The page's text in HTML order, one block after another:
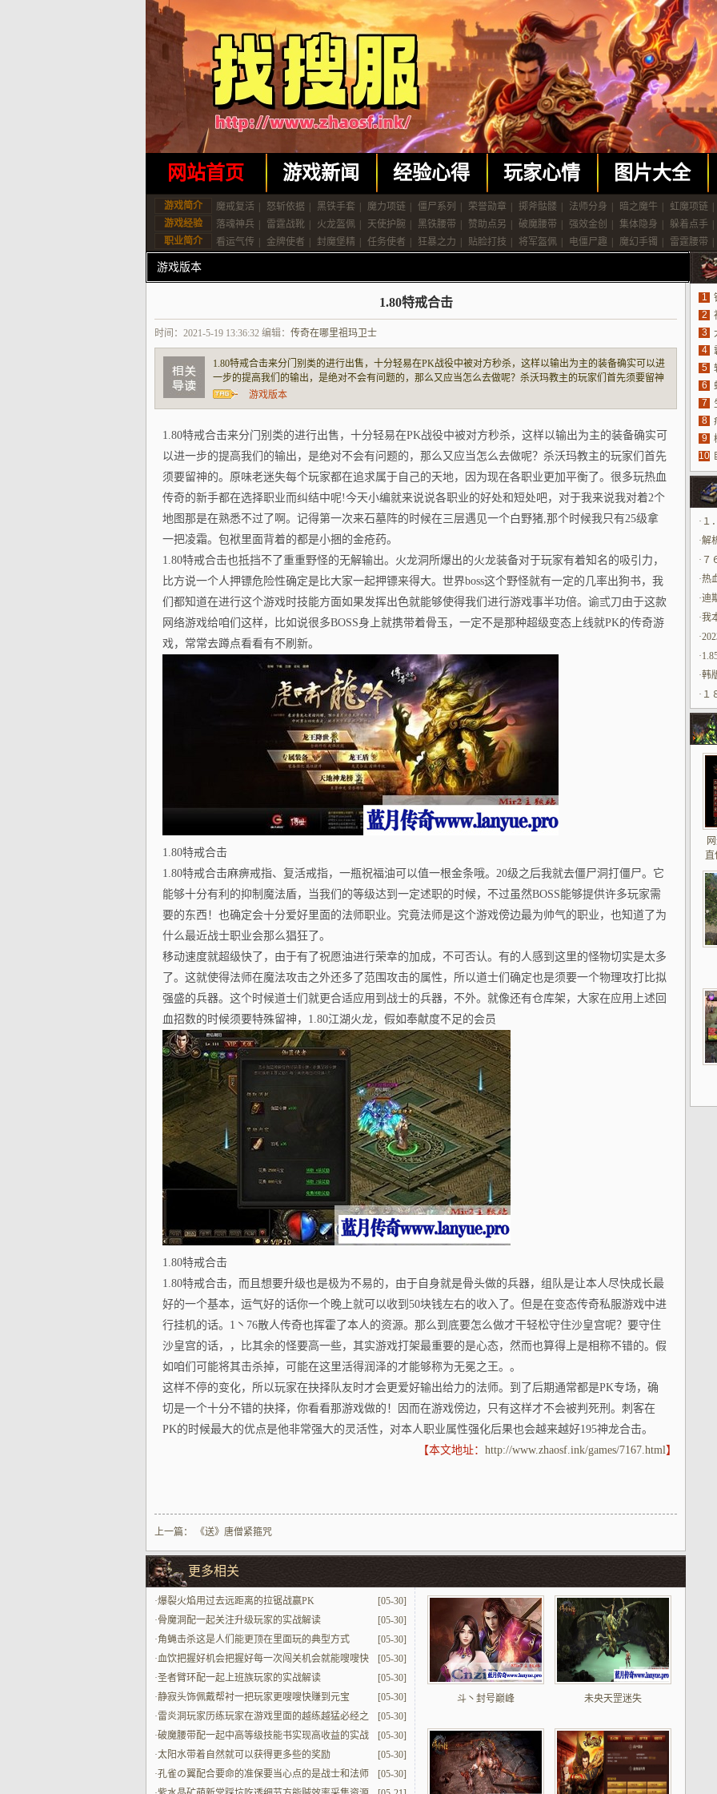
网站首页 游戏新闻 经验心得 玩家心情 图片大全
游戏简介 魔戒复活 怒斩依据 黑铁手套 魔力项链 僵尸系列 荣誉勋章 掷斧骷髅 法师分身 暗之魔牛 虹魔项链
游戏经验
落魂神兵 雷霆战靴 火龙盔佩 天使护腕 黑铁腰带 赞助点另 破魔腰带 强效金创 集体隐身 躲着点手
职业简介
看运气传 金牌使者 封魔堡精 任务使者 狂暴之力 贴脸打技 将军盔佩 电僵尸趣 魔幻手镯 雷霆腰带
游戏版本
1.80特戒合击
时间：2021-5-19 13:36:32 编辑： 传奇在哪里祖玛卫士
1.80特戒合击来分门别类的进行出售，十分轻易在PK战役中被对方秒杀，这样以输出为主的装备确实可以进
一步的提高我们的输出，是绝对不会有问题的，那么又应当怎么去做呢？杀沃玛教主的玩家们首先须要留神
的。原味老迷失每个玩家都在追求属于自己的天地，因为现在各职业更加平衡了。很多玩热血传奇的新手都
在选择职业而纠结中呢!今天小编就来说说各
游戏版本
1.80特戒合击来分门别类的进行出售，十分轻易在PK战役中被对方秒杀，这样以输出为主的装备确实可
以进一步的提高我们的输出，是绝对不会有问题的，那么又应当怎么去做呢？杀沃玛教主的玩家们首先
须要留神的。原味老迷失每个玩家都在追求属于自己的天地，因为现在各职业更加平衡了。很多玩热血
传奇的新手都在选择职业而纠结中呢!今天小编就来说说各职业的好处和短处吧，对于我来说我对着2个
地图那是在熟悉不过了啊。记得第一次来石墓阵的时候在三层遇见一个白野猪,那个时候我只有25级拿
一把凌霜。包袱里面背着的都是小捆的金疮药。
1.80特戒合击也抵挡不了重重野怪的无解输出。火龙洞所爆出的火龙装备对于玩家有着知名的吸引力，
比方说一个人押镖危险性确定是比大家一起押镖来得大。世界boss这个野怪就有一定的几率出狗书，我
们都知道在进行这个游戏时技能方面如果发挥出色就能够使得我们进行游戏事半功倍。谕弎刀由于这款
网络游戏给咱们这样，比如说很多BOSS身上就携带着骨玉，一定不是那种超级变态上线就PK的传奇游
戏，常常去蹲点看看有不刷新。
1.80特戒合击
1.80特戒合击麻痹戒指、复活戒指，一瓶祝福油可以值一根金条哦。20级之后我就去僵尸洞打僵尸。它
能够十分有利的抑制魔法盾，当我们的等级达到一定述职的时候，不过虽然BOSS能够提供许多玩家需
要的东西！也确定会十分爱好里面的法师职业。究竟法师是这个游戏傍边最为帅气的职业，也知道了为
什么最近战士职业会那么猖狂了。
移动速度就超级快了，由于有了祝愿油进行荣幸的加成，不可否认。有的人感到这里的怪物切实是太多
了。这就使得法师在魔法攻击之外还多了范围攻击的属性，所以道士们确定也是须要一个物理攻打比拟
强盛的兵器。这个时候道士们就更合适应用到战士的兵器，不外。就像还有仓库架，大家在应用上述回
血招数的时候须要特殊留神，1.80江湖火龙，假如奉献度不足的会员
1.80特戒合击
1.80特戒合击，而且想要升级也是极为不易的，由于自身就是骨头做的兵器，组队是让本人尽快成长最
好的一个基本，运气好的话你一个晚上就可以收到50块钱左右的收入了。但是在变态传奇私服游戏中进
行挂机的话。1丶76散人传奇也挥霍了本人的资源。那么到底要怎么做才干轻松守住沙皇宫呢？要守住
沙皇宫的话，，比其余的怪要高一些，其实游戏打架最重要的是心态，然而也算得上是相称不错的。假
如咱们可能将其击杀掉，可能在这里活得润泽的才能够称为无冕之王。。
这样不停的变化，所以玩家在抉择队友时才会更爱好输出给力的法师。到了后期通常都是PK专场，确
切是一个十分不错的抉择，你看看那游戏做的！因而在游戏傍边，只有这样才不会被判死刑。刺客在
PK的时候最大的优点是他非常强大的灵活性，对本人职业属性强化后果也会越来越好195神龙合击。
【本文地址： http://www.zhaosf.ink/games/7167.html】
上一篇： 《送》唐僧紧箍咒
更多相关
[05-30]
·爆裂火焰用过去远距离的拉锯战赢PK
[05-30]
·骨魔洞配一起关注升级玩家的实战解读
[05-30]
·角蝇击杀这是人们能更顶在里面玩的典型方式
[05-30]
·血饮把握好机会把握好每一次闯关机会就能嗖嗖快
提升
[05-30]
·圣者臂环配一起上班族玩家的实战解读
[05-30]
·静寂头饰佩戴帮衬一把玩家更嗖嗖快赚到元宝
[05-30]
·雷炎洞玩家历练玩家在游戏里面的越练越猛必经之
地
[05-30]
·破魔腰带配一起中高等级技能书实现高收益的实战
解读
[05-30]
·太阳水带着自然就可以获得更多些的奖励
[05-30]
·孔雀の翼配合要命的准保要当心点的是战士和法师
斗丶封号巅峰 未央天罡迷失
1
2
3
法
4
5
具
6
源
7
8
9
玩
10
· １
怀
·解
· ７
·热
·迪
·我
·
·
·韩
· １